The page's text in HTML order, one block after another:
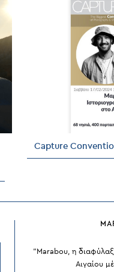
Capture
“Marabou, η
Αιγαίου